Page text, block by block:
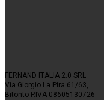
FERNAND ITALIA 2.0 SRL
Via Giorgio La Pira 61/63,
Bitonto P.IVA 08605130726